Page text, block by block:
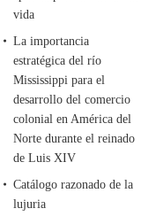
vida
La importancia
estratégica del río
Mississippi para el
desarrollo del comercio
colonial en América del
Norte durante el reinado
de Luis XIV
Catálogo razonado de la
lujuria